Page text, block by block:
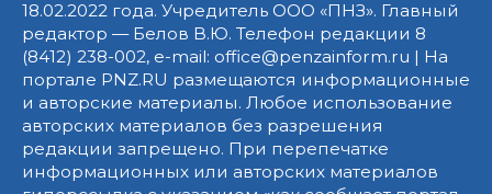
18.02.2022 года. Учредитель ООО «ПНЗ». Главный
редактор — Белов В.Ю. Телефон редакции 8
(8412) 238-002, e-mail: office@penzainform.ru | На
портале PNZ.RU размещаются информационные
и авторские материалы. Любое использование
авторских материалов без разрешения
редакции запрещено. При перепечатке
информационных или авторских материалов